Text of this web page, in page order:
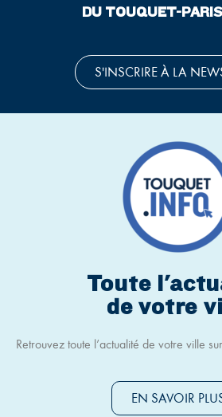
DU TOUQUET-
S'INSCRIRE À LA
Toute
de votre
Retrouvez toute l’actualité de votre ville
EN SAVOIR